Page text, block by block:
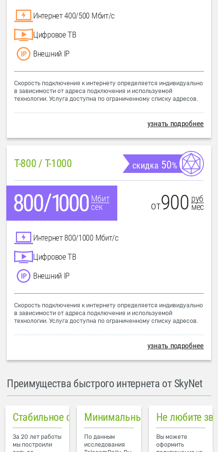
Интернет 400/500 Мбит/с
Цифровое ТВ
Внешний IP
Скорость подключения к интернету определяется индивидуально
в зависимости от адреса подключения и используемой
технологии. Услуга доступна по ограниченному списку адресов.
узнать подробнее
T-800 / T-1000 скидка 50%
Мбит
сек
от900 руб
мес
Интернет 800/1000 Мбит/с
Цифровое ТВ
Внешний IP
Скорость подключения к интернету определяется индивидуально
в зависимости от адреса подключения и используемой
технологии. Услуга доступна по ограниченному списку адресов.
узнать подробнее
Преимущества быстрого интернета от SkyNet
Стабильное соединение
За 20 лет работы
мы построили
Минимальный пинг в городе
По данным
исследования
Не любите
Вы можете
оформить